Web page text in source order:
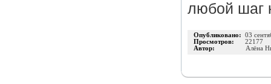
любой шаг
Опубликовано: 03
Просмотров: 22177
Автор:
Алёна